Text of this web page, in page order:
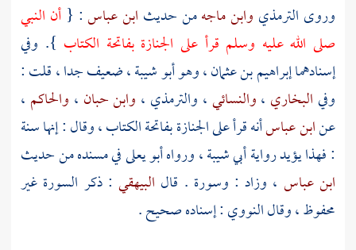
وروى الترمذي وابن ماجهمن حديث ابن عباس: { أن النبي
صلى الله عليه وسلم قرأ على الجنازة بفاتحة الكتاب }. وفي
إسنادهماإبراهيم بن عثمان، وهوأبو شيبة، ضعيف جدا ، قلت :
وفيالبخاري ،والنسائي، والترمذي ، وابن حبان ، والحاكم ،
عنابن عباسأنه قرأ على الجنازة بفاتحة الكتاب ، وقال : إنها سنة
: فهذا يؤيد روايةأبي شيبة، ورواهأبو يعلىفي مسنده من حديث
ابن عباس ، وزاد : وسورة . قال البيهقي : ذكر السورة غير
محفوظ ، وقالالنووي: إسناده صحيح .